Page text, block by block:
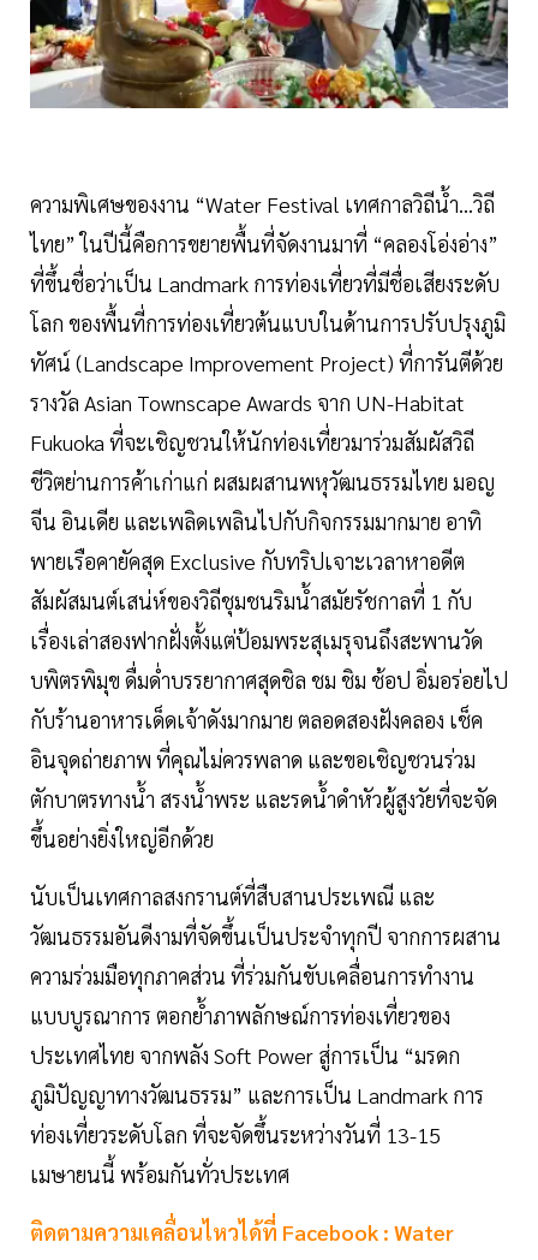
ความพิเศษของงาน “Water Festival เทศกาลวิถีน้ำ...วิถี
ไทย” ในปีนี้คือการขยายพื้นที่จัดงานมาที่ “คลองโอ่งอ่าง”
ที่ขึ้นชื่อว่าเป็น Landmark การท่องเที่ยวที่มีชื่อเสียงระดับ
โลก ของพื้นที่การท่องเที่ยวต้นแบบในด้านการปรับปรุงภูมิ
ทัศน์ (Landscape Improvement Project) ที่การันตีด้วย
รางวัล Asian Townscape Awards จาก UN-Habitat
Fukuoka ที่จะเชิญชวนให้นักท่องเที่ยวมาร่วมสัมผัสวิถี
ชีวิตย่านการค้าเก่าแก่ ผสมผสานพหุวัฒนธรรมไทย มอญ
จีน อินเดีย และเพลิดเพลินไปกับกิจกรรมมากมาย อาทิ
พายเรือคายัคสุด Exclusive กับทริปเจาะเวลาหาอดีต
สัมผัสมนต์เสน่ห์ของวิถีชุมชนริมน้ำสมัยรัชกาลที่ 1 กับ
เรื่องเล่าสองฟากฝั่งตั้งแต่ป้อมพระสุเมรุจนถึงสะพานวัด
บพิตรพิมุข ดื่มด่ำบรรยากาศสุดชิล ชม ชิม ช้อป อิ่มอร่อยไป
กับร้านอาหารเด็ดเจ้าดังมากมาย ตลอดสองฝังคลอง เช็ค
อินจุดถ่ายภาพ ที่คุณไม่ควรพลาด และขอเชิญชวนร่วม
ตักบาตรทางน้ำ สรงน้ำพระ และรดน้ำดำหัวผู้สูงวัยที่จะจัด
ขึ้นอย่างยิ่งใหญ่อีกด้วย
นับเป็นเทศกาลสงกรานต์ที่สืบสานประเพณี และ
วัฒนธรรมอันดีงามที่จัดขึ้นเป็นประจำทุกปี จากการผสาน
ความร่วมมือทุกภาคส่วน ที่ร่วมกันขับเคลื่อนการทำงาน
แบบบูรณาการ ตอกย้ำภาพลักษณ์การท่องเที่ยวของ
ประเทศไทย จากพลัง Soft Power สู่การเป็น “มรดก
ภูมิปัญญาทางวัฒนธรรม” และการเป็น Landmark การ
ท่องเที่ยวระดับโลก ที่จะจัดขึ้นระหว่างวันที่ 13-15
เมษายนนี้ พร้อมกันทั่วประเทศ
ติดตามความเคลื่อนไหวได้ที่ Facebook : Water